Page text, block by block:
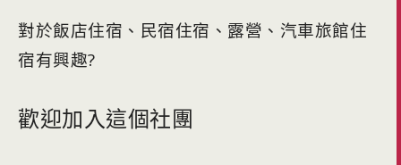
對於飯店住宿、民宿住宿、露營、汽車旅館住
宿有興趣?
歡迎加入這個社團